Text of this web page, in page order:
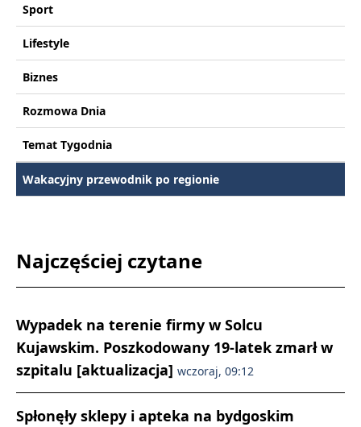
Sport
Lifestyle
Biznes
Rozmowa Dnia
Temat Tygodnia
Wakacyjny przewodnik po regionie
Najczęściej czytane
Wypadek na terenie firmy w Solcu
Kujawskim. Poszkodowany 19-latek zmarł w
szpitalu [aktualizacja] wczoraj, 09:12
Spłonęły sklepy i apteka na bydgoskim